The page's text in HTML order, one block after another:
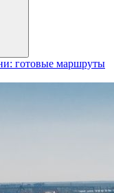
готовые маршруты